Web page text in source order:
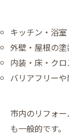
キッチン・浴
外壁・屋根の
内装・床・ク
バリアフリー
市内のリフォ
も一般的です。